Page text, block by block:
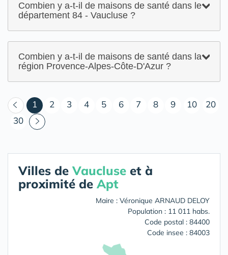
Combien y a-t-il de maisons de santé dans le
département 84 - Vaucluse ?
Combien y a-t-il de maisons de santé dans la
région Provence-Alpes-Côte-D'Azur ?
1 (courant)
2 3 4 5 6 7 8 9 10
20
30
Villes deVaucluse et à
proximité de Apt
Maire : Véronique ARNAUD DELOY
Population : 11 011 habs.
Code postal : 84400
Code insee : 84003